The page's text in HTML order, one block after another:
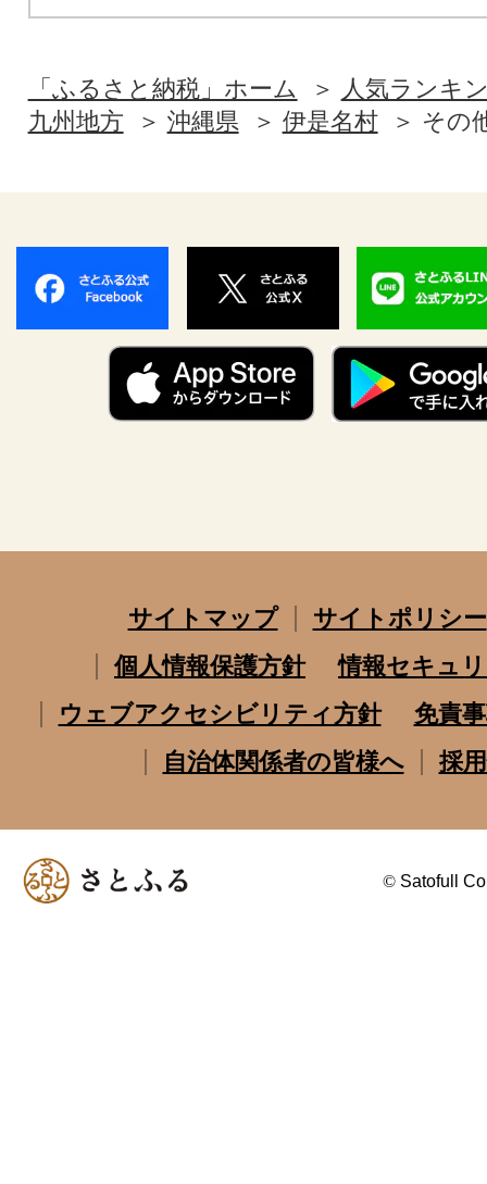
「ふるさと納税」ホーム
人気ランキ
九州地方
沖縄県 伊是名村 その
サイトマップ
サイトポリシー
個人情報保護方針
情報セキュ
ウェブアクセシビリティ方針
免責
自治体関係者の皆様へ
採
© Satofull